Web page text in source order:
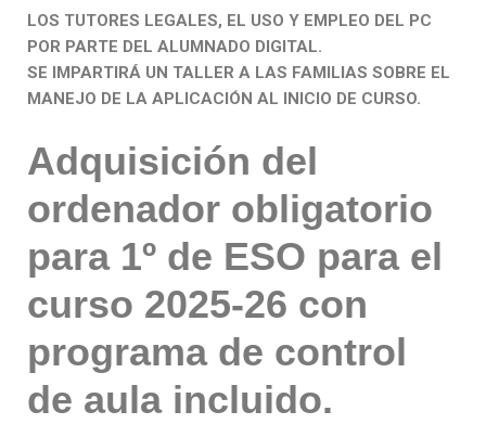
LOS TUTORES LEGALES, EL USO Y EMPLEO DEL PC
POR PARTE DEL ALUMNADO DIGITAL.
SE IMPARTIRÁ UN TALLER A LAS FAMILIAS SOBRE EL
MANEJO DE LA APLICACIÓN AL INICIO DE CURSO.
Adquisición del
ordenador obligatorio
para 1º de ESO para el
curso 2025-26 con
programa de control
de aula incluido.